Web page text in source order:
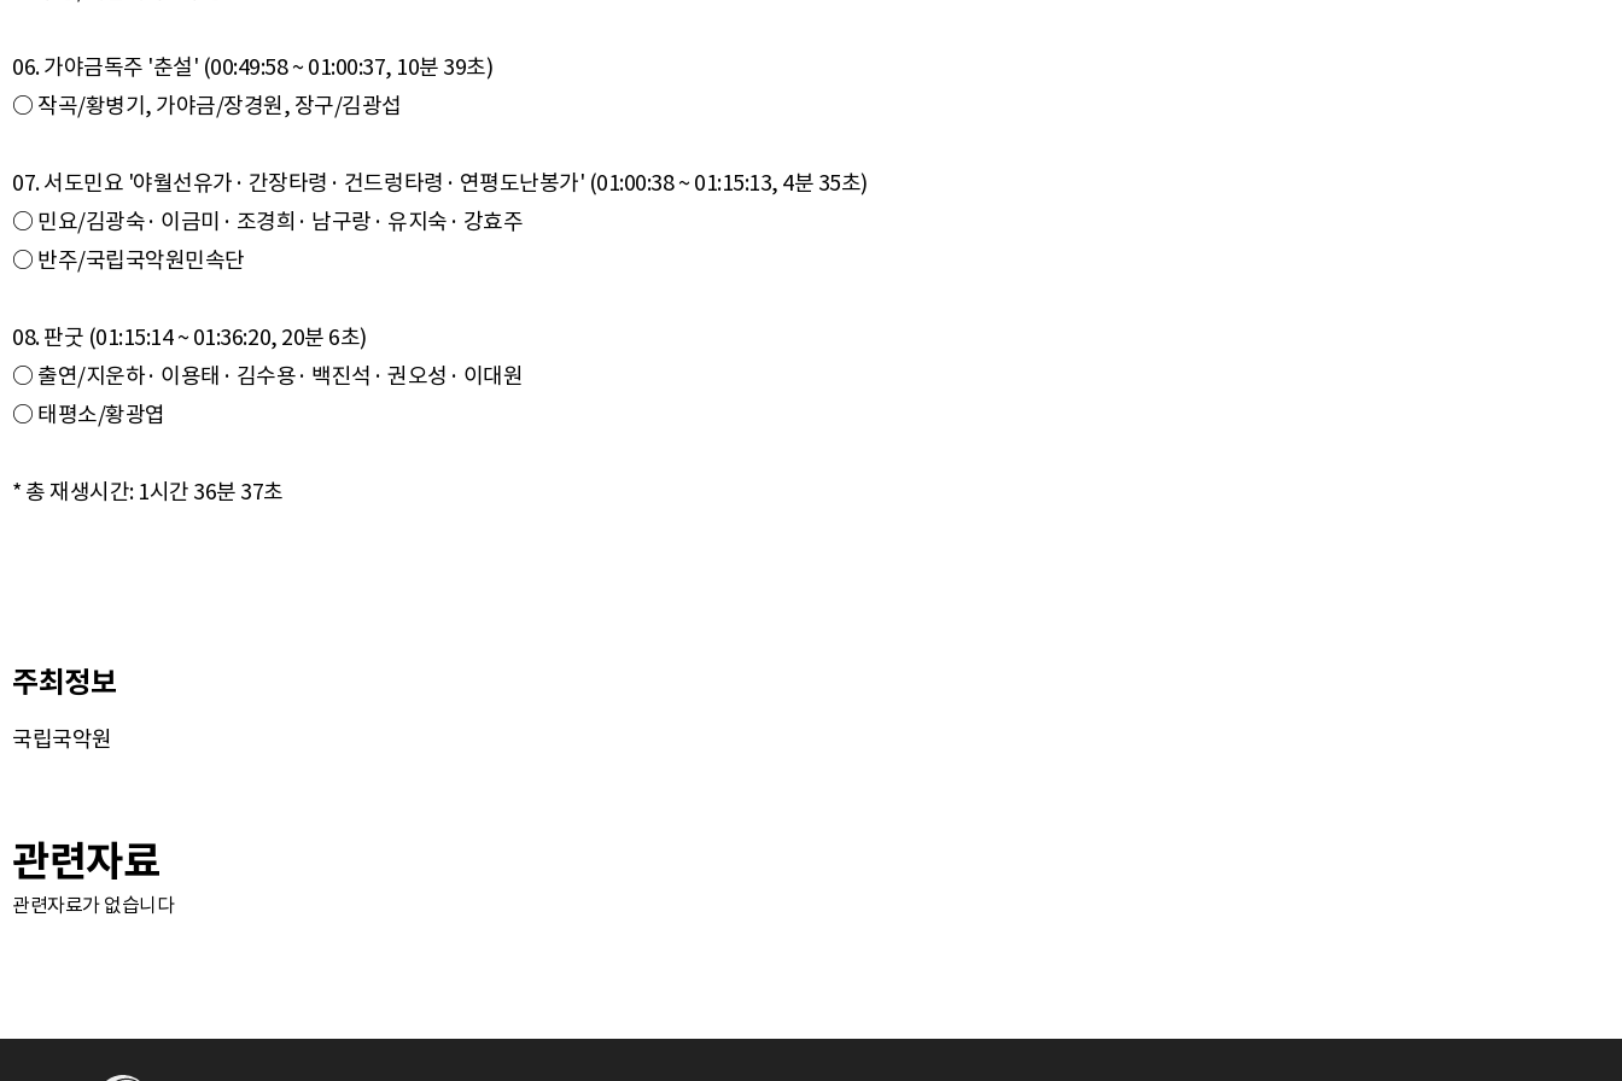
06. 가야금독주 '춘설' (00:49:58 ~ 01:00:37, 10분 39초)
○ 작곡/황병기, 가야금/장경원, 장구/김광섭
07. 서도민요 '야월선유가· 간장타령· 건드렁타령· 연평도난봉가' (01:00:38 ~ 01:15:13, 4분 35초)
○ 민요/김광숙· 이금미· 조경희· 남구랑· 유지숙· 강효주
○ 반주/국립국악원민속단
08. 판굿 (01:15:14 ~ 01:36:20, 20분 6초)
○ 출연/지운하· 이용태· 김수용· 백진석· 권오성· 이대원
○ 태평소/황광엽
주최정보
국립국악원
관련자료
관련자료가 없습니다